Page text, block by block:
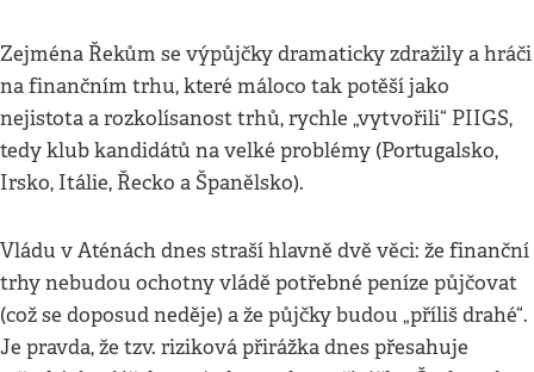
Zejména Řekům se výpůjčky dramaticky zdražily a hráči
na finančním trhu, které máloco tak potěší jako
nejistota a rozkolísanost trhů, rychle „vytvořili“ PIIGS,
tedy klub kandidátů na velké problémy (Portugalsko,
Irsko, Itálie, Řecko a Španělsko).
Vládu v Aténách dnes straší hlavně dvě věci: že finanční
trhy nebudou ochotny vládě potřebné peníze půjčovat
(což se doposud neděje) a že půjčky budou „příliš drahé“.
Je pravda, že tzv. riziková přirážka dnes přesahuje